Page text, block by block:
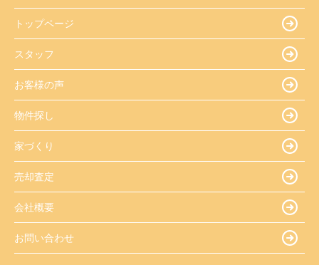
トップページ
スタッフ
お客様の声
物件探し
家づくり
売却査定
会社概要
お問い合わせ